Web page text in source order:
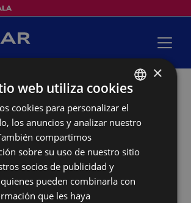
- 19:00
de estatuas
BASQUE
SPANISH
×
web utiliza cookies
cookies para personalizar el
los anuncios y analizar nuestro
compartimos
sobre su uso de nuestro sitio
socios de publicidad y
pueden combinarla con
que les haya